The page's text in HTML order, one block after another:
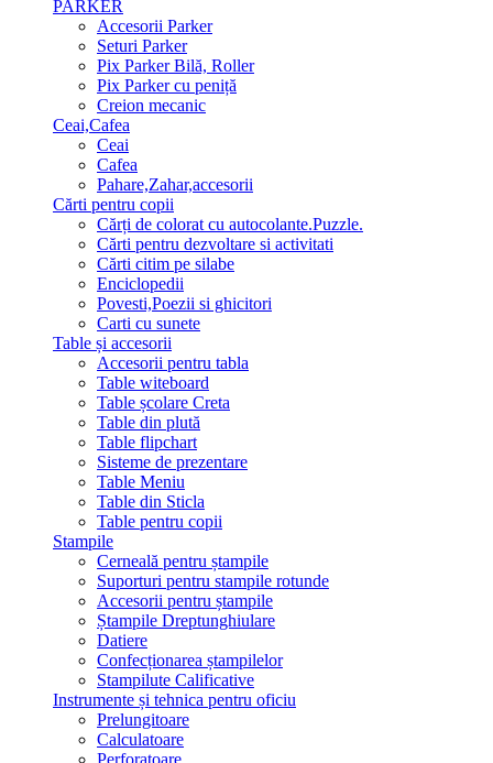
PARKER
Accesorii Parker
Seturi Parker
Pix Parker Bilă, Roller
Pix Parker cu peniță
Creion mecanic
Ceai,Cafea
Ceai
Cafea
Pahare,Zahar,accesorii
Cărti pentru copii
Cărți de colorat cu autocolante.Puzzle.
Сărti pentru dezvoltare si activitati
Cărti citim pe silabe
Enciclopedii
Povesti,Poezii si ghicitori
Carti cu sunete
Table și accesorii
Accesorii pentru tabla
Table witeboard
Table școlare Creta
Table din plută
Table flipchart
Sisteme de prezentare
Table Meniu
Table din Sticla
Table pentru copii
Stampile
Cerneală pentru ștampile
Suporturi pentru stampile rotunde
Accesorii pentru ștampile
Ștampile Dreptunghiulare
Datiere
Confecționarea ștampilelor
Stampilute Calificative
Instrumente și tehnica pentru oficiu
Prelungitoare
Calculatoare
Perforatoare